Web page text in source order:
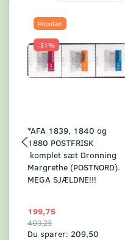
Populær
-51%
*AFA 1839, 1840 og
1880 POSTFRISK
komplet sæt Dronning
Margrethe (POSTNORD).
MEGA SJÆLDNE!!!
199,75
409,25
Du sparer: 209,50